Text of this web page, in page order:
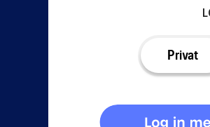
Privat